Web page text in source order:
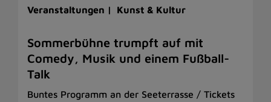
Veranstaltungen | Kunst & Kultur
Sommerbühne trumpft auf mit
Comedy, Musik und einem Fußball-
Talk
Buntes Programm an der Seeterrasse / Tickets